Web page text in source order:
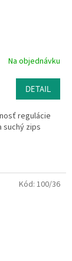
Na objednávku
DETAIL
regulácie
suchý zips
Kód: 100/36